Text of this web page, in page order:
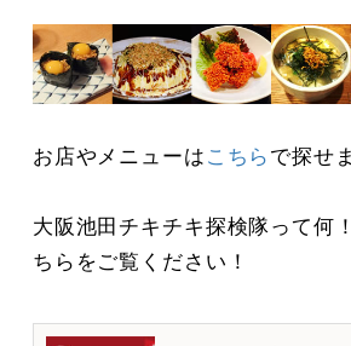
お店やメニューは こちら で探せ
大阪池田チキチキ探検隊って何
ちらをご覧ください！